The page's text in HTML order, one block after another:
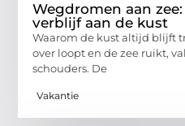
Wegdromen aan
verblijf aan de kust
Waarom de kust altijd blijft
over loopt en de zee ruikt,
schouders. De
Vakantie